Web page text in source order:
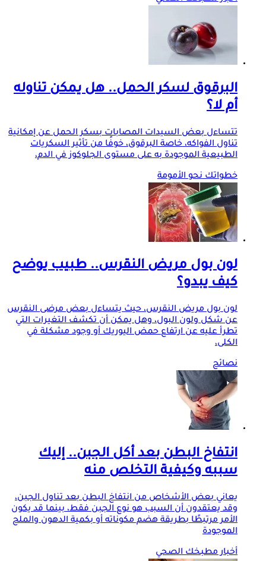
البرقوق لسكر الحمل.. هل يمكن تناوله
أم لا؟
تتساءل بعض السيدات المصابات بسكر الحمل عن إمكانية
تناول الفواكه، خاصة البرقوق، خوفًا من تأثير السكريات
الطبيعية الموجودة به على مستوى الجلوكوز في الدم،
خطواتك نحو الأمومة
لون بول مريض النقرس.. طبيب يوضح
كيف يبدو؟
لون بول مريض النقرس، حيث يتساءل بعض مرضى النقرس
عن شكل ولون البول، وهل يمكن أن تكشف التغيرات التي
تطرأ عليه عن ارتفاع حمض اليوريك أو وجود مشكلة في
الكلى،
نصائح
انتفاخ البطن بعد أكل الجبن.. إليك
سببه وكيفية التخلص منه
يعاني بعض الأشخاص من انتفاخ البطن بعد تناول الجبن،
وقد يعتقدون أن السبب هو نوع الجبن فقط، بينما قد يكون
الأمر مرتبطًا بطريقة هضم مكوناته أو بكمية الدهون والملح
الموجودة
أخبار مطبخك الصحي